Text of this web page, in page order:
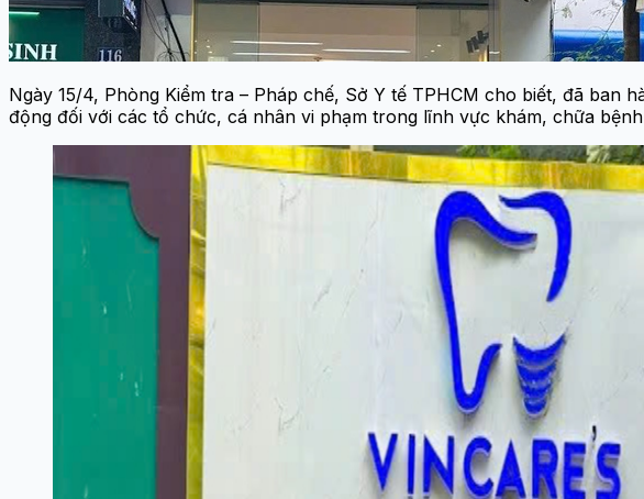
Ngày 15/4, Phòng Kiểm tra – Pháp chế, Sở Y tế TPHCM cho biết, đã
động đối với các tổ chức, cá nhân vi phạm trong lĩnh vực khám, chữa